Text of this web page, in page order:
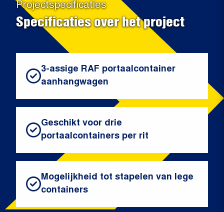
Projectspecificaties
Specificaties over het project
3-assige RAF portaalcontainer
aanhangwagen
Geschikt voor drie
portaalcontainers per rit
Mogelijkheid tot stapelen van lege
containers